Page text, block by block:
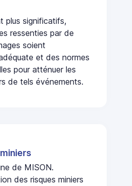
plus significatifs,
ressenties par de
soient
et des normes
pour atténuer les
de tels événements.
de MISON.
des risques miniers